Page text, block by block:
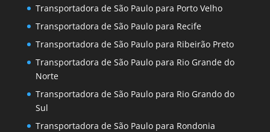
Transportadora de São Paulo para Porto Velho
Transportadora de São Paulo para Recife
Transportadora de São Paulo para Ribeirão Preto
Transportadora de São Paulo para Rio Grande do
Norte
Transportadora de São Paulo para Rio Grando do
Sul
Transportadora de São Paulo para Rondonia